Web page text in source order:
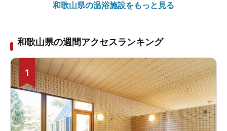
和歌山県の温浴施設をもっと見る
和歌山県の週間アクセスランキング
1